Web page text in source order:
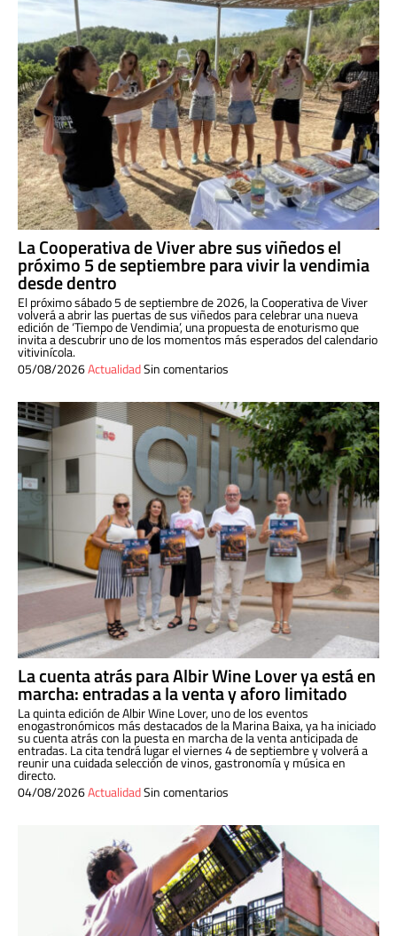
La Cooperativa de Viver abre sus viñedos el
próximo 5 de septiembre para vivir la vendimia
desde dentro
El próximo sábado 5 de septiembre de 2026, la Cooperativa de Viver
volverá a abrir las puertas de sus viñedos para celebrar una nueva
edición de ‘Tiempo de Vendimia’, una propuesta de enoturismo que
invita a descubrir uno de los momentos más esperados del calendario
vitivinícola.
05/08/2026ActualidadSin comentarios
La cuenta atrás para Albir Wine Lover ya está en
marcha: entradas a la venta y aforo limitado
La quinta edición de Albir Wine Lover, uno de los eventos
enogastronómicos más destacados de la Marina Baixa, ya ha iniciado
su cuenta atrás con la puesta en marcha de la venta anticipada de
entradas. La cita tendrá lugar el viernes 4 de septiembre y volverá a
reunir una cuidada selección de vinos, gastronomía y música en
directo.
04/08/2026ActualidadSin comentarios